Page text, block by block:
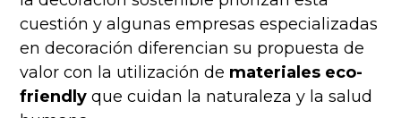
cuestión y algunas empresas especializadas
en decoración diferencian su propuesta de
valor con la utilización de materiales eco-
friendly que cuidan la naturaleza y la salud